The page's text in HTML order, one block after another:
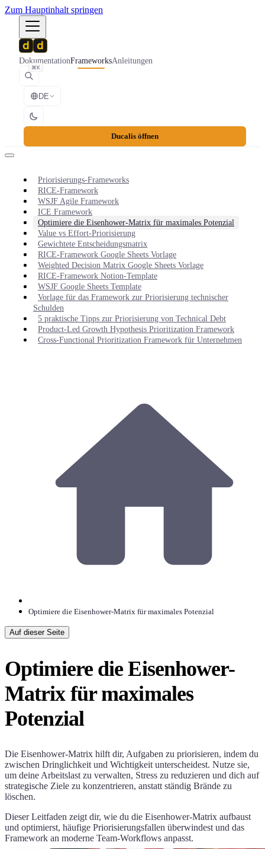
Zum Hauptinhalt springen
DokumentationFrameworksAnleitungen
⌘K
DE
Ducalis öffnen
Priorisierungs-Frameworks
RICE-Framework
WSJF Agile Framework
ICE Framework
Optimiere die Eisenhower-Matrix für maximales Potenzial
Value vs Effort-Priorisierung
Gewichtete Entscheidungsmatrix
RICE-Framework Google Sheets Vorlage
Weighted Decision Matrix Google Sheets Vorlage
RICE-Framework Notion-Template
WSJF Google Sheets Template
Vorlage für das Framework zur Priorisierung technischer
Schulden
5 praktische Tipps zur Priorisierung von Technical Debt
Product-Led Growth Hypothesis Prioritization Framework
Cross-Functional Prioritization Framework für Unternehmen
Optimiere die Eisenhower-Matrix für maximales Potenzial
Auf dieser Seite
Optimiere die Eisenhower-
Matrix für maximales
Potenzial
Die Eisenhower-Matrix hilft dir, Aufgaben zu priorisieren, indem du
zwischen Dringlichkeit und Wichtigkeit unterscheidest. Nutze sie,
um deine Arbeitslast zu verwalten, Stress zu reduzieren und dich auf
strategische Ziele zu konzentrieren, anstatt ständig Brände zu
löschen.
Dieser Leitfaden zeigt dir, wie du die Eisenhower-Matrix aufbaust
und optimierst, häufige Priorisierungsfallen überwindest und das
Framework an moderne Team-Workflows anpasst.